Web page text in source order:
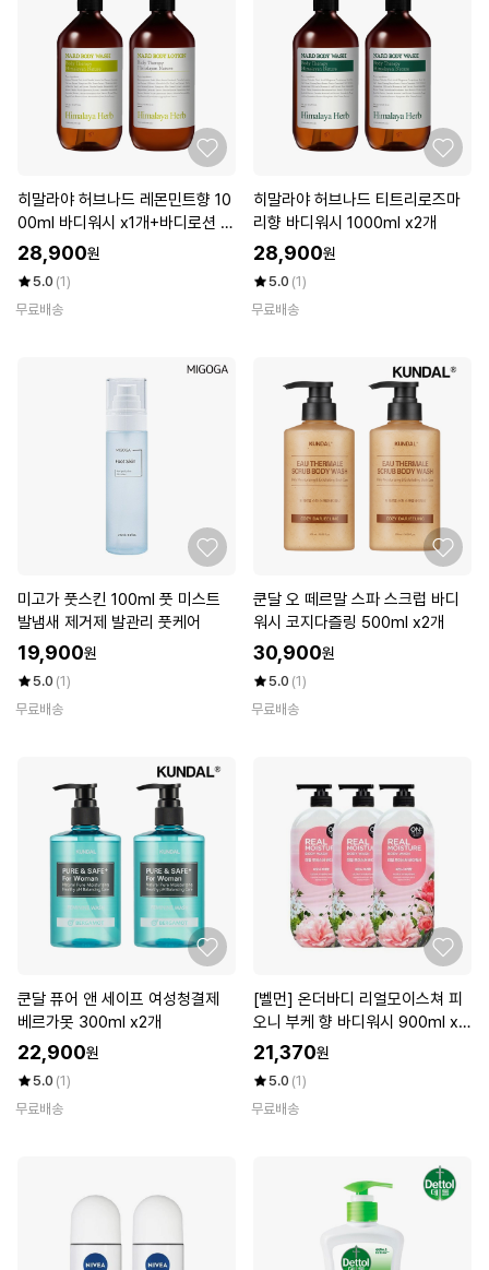
히말라야 허브나드 레몬민트향 10
00ml 바디워시 x1개+바디로션 x1
개
28,900원
5.0 (1)
무료배송
히말라야 허브나드 티트리로즈마
리향 바디워시 1000ml x2개
28,900원
5.0 (1)
무료배송
미고가 풋스킨 100ml 풋 미스트
발냄새 제거제 발관리 풋케어
19,900원
5.0 (1)
무료배송
쿤달 오 떼르말 스파 스크럽 바디
워시 코지다즐링 500ml x2개
30,900원
5.0 (1)
무료배송
쿤달 퓨어 앤 세이프 여성청결제
베르가못 300ml x2개
22,900원
5.0 (1)
무료배송
[벨먼] 온더바디 리얼모이스쳐 피
오니 부케 향 바디워시 900ml x
3개
21,370원
5.0 (1)
무료배송